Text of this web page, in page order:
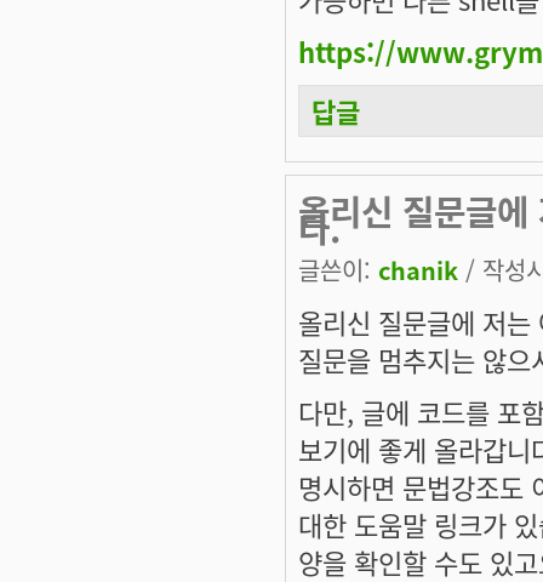
https://
답글
올리신 질문글
다.
글쓴이: chanik / 작성
올리신 질문글에 저
질문을 멈추지는 않으
다만, 글에 코드를 포
보기에 좋게 올라갑
명시하면 문법강조도
대한 도움말 링크가
양을 확인할 수도 있